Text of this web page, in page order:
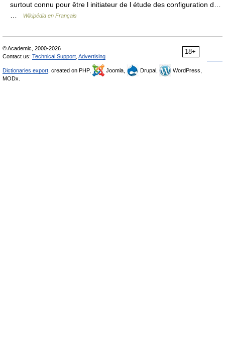
surtout connu pour être l initiateur de l étude des configuration d…
Wikipédia en Français
18+
© Academic, 2000-2026
Contact us: Technical Support Advertising
Dictionaries export , created on PHP, Joomla, Drupal,
WordPress,
MODx.